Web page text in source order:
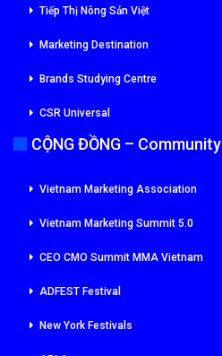
Tiếp Thị Nông Sản Việt
Marketing Destination
Brands Studying Centre
CSR Universal
CỘNG ĐỒNG – Community
Vietnam Marketing Association
Vietnam Marketing Summit 5.0
CEO CMO Summit MMA Vietnam
ADFEST Festival
New York Festivals